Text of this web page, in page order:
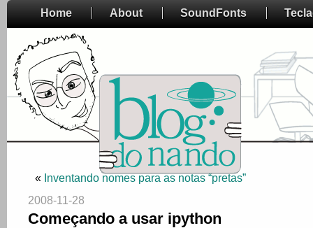
Home About SoundFonts
« Inventando nomes para as notas “pretas”
2008-11-28
Começando a usar ipython